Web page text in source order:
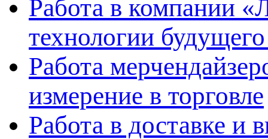
Работа в компании
технологии
Работа
измерение в торговле
Работа в доставке и